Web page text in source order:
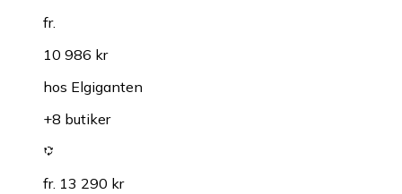
fr.
10 986 kr
hos Elgiganten
+8 butiker
fr. 13 290 kr